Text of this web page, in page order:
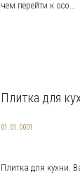
чем перейти к осо...
Плитка для
01.01.0001
Плитка для кухни.